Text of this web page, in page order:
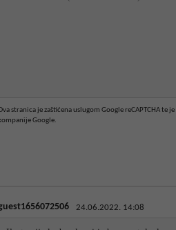
stranica je zaštićena uslugom Google reCAPTCHA te
kompanije Google.
24.06.2022. 14:08